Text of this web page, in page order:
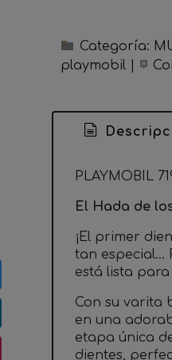
Categoría:
playmobil
PLAYMOBIL
El Hada de
¡El primer
tan especial…
está lista
Con su varita
en una
etapa única
dientes,